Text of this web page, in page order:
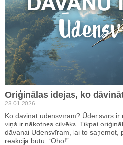
Oriģinālas idejas, ko
23.01.2026
Ko dāvināt ūdensvīram? Ūdensvīrs ir
viņš ir nākotnes cilvēks. Tikpat
dāvanai Ūdensvīram, lai to saņemot,
reakcija būtu: “Oho!”